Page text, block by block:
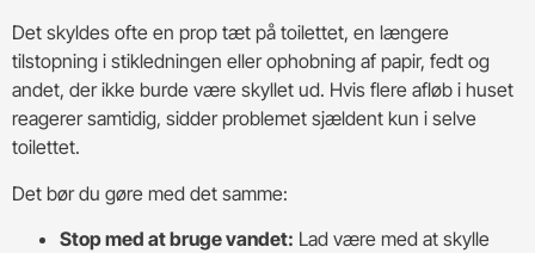
Det skyldes ofte en prop tæt på toilettet, en længere
tilstopning i stikledningen eller ophobning af papir, fedt og
andet, der ikke burde være skyllet ud. Hvis flere afløb i huset
reagerer samtidig, sidder problemet sjældent kun i selve
toilettet.
Det bør du gøre med det samme:
Stop med at bruge vandet: Lad være med at skylle